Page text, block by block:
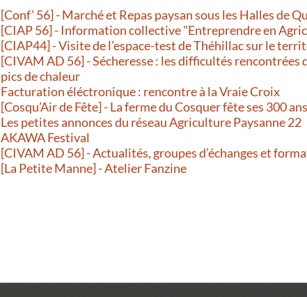
[Conf’ 56] - Marché et Repas paysan sous les Halles de
[CIAP 56] - Information collective "Entreprendre en
[CIAP44] - Visite de l’espace-test de Théhillac sur le
[CIVAM AD 56] - Sécheresse : les difficultés rencontrées
pics de chaleur
Facturation éléctronique : rencontre à la Vraie Croix
[Cosqu’Air de Fête] - La ferme du Cosquer fête ses 300 ans
Les petites annonces du réseau Agriculture Paysanne 22
AKAWA Festival
[CIVAM AD 56] - Actualités, groupes d’échanges et
[La Petite Manne] - Atelier Fanzine